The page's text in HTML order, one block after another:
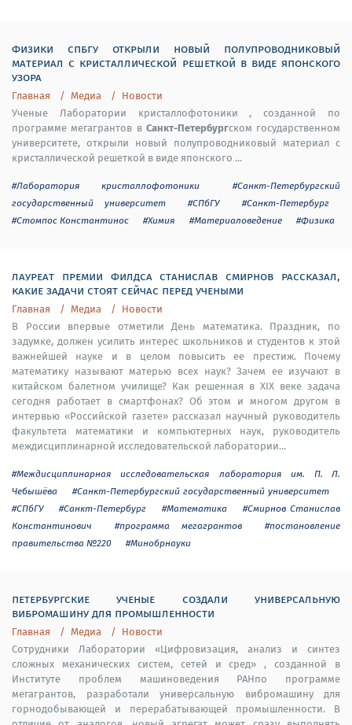
физики спбгу открыли новый полупроводниковый
материал с кристаллической решеткой в виде японского
узора
Главная Медиа
Новости
Ученые Лаборатории кристаллофотоники , созданной по
программе мегагрантов в Санкт-Петербургском государственном
университете, открыли новый полупроводниковый материал с
кристаллической решеткой в виде японского ...
#Лаборатория кристаллофотоники
#Санкт-Петербургский
государственный университет
#СПбГУ
#Санкт-Петербург
#Стомпос Константинос
#Химия #Материаловедение #Физика
лауреат премии филдса станислав смирнов рассказал,
какие задачи стоят сейчас перед учеными
Главная Медиа
Новости
В России впервые отметили День математика. Праздник, по
задумке, должен усилить интерес школьников и студентов к этой
важнейшей науке и в целом повысить ее престиж. Почему
математику называют матерью всех наук? Зачем ее изучают в
китайском балетном училище? Как решенная в XIX веке задача
сегодня работает в смартфонах? Об этом и многом другом в
интервью «Российской газете» рассказал научный руководитель
факультета математики и компьютерных наук, руководитель
междисциплинарной исследовательской лаборатории...
#Междисциплинарная исследовательская лаборатория им. П. Л.
Чебышёва
#Санкт-Петербургский государственный университет
#СПбГУ
#Санкт-Петербург #Математика
#Смирнов Станислав
Константинович
#программа мегагрантов
#постановление
правительства №220
#Минобрнауки
петербургские ученые создали универсальную
вибромашину для промышленности
Главная Медиа
Новости
Сотрудники Лаборатории «Цифровизация, анализ и синтез
сложных механических систем, сетей и сред» , созданной в
Институте проблем машиноведения РАНпо программе
мегагрантов, разработали универсальную вибромашину для
горнодобывающей и перерабатывающей промышленности. В